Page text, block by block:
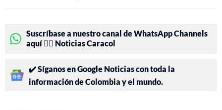
Suscríbase a nuestro canal de WhatsApp Channels
aquí 👉🏻 Noticias Caracol
✔️ Síganos en Google Noticias con toda la
información de Colombia y el mundo.